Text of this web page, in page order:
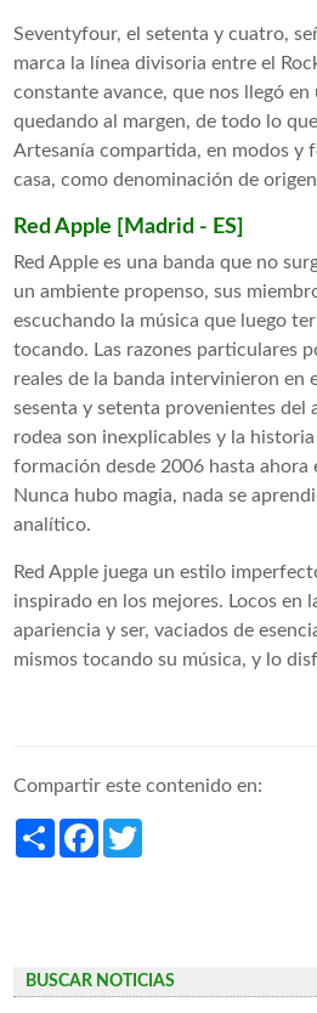
Seventyfour, el setenta y cuatro,
marca la línea divisoria entre el
constante avance, que nos llegó en
quedando al margen, de todo lo
Artesanía compartida, en modos y
casa, como denominación de
Red Apple [Madrid - ES]
Red Apple es una banda que no
un ambiente propenso, sus
escuchando la música que luego
tocando. Las razones particulares
reales de la banda intervinieron en
sesenta y setenta provenientes del
rodea son inexplicables y la
formación desde 2006 hasta ahora
Nunca hubo magia, nada se
analítico.
Red Apple juega un estilo
inspirado en los mejores. Locos en
apariencia y ser, vaciados de
mismos tocando su música, y lo
Compartir este contenido en:
ShareFacebook
BUSCAR NOTICIAS